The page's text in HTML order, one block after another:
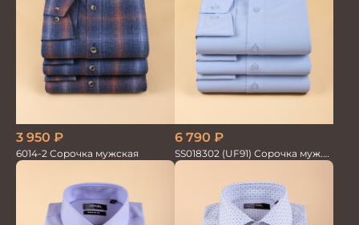
3 950 ₽
6014-2 Сорочка мужская
6 790 ₽
SS018302 (UF91) Сорочка муж.
GROSTYLE TRENDY